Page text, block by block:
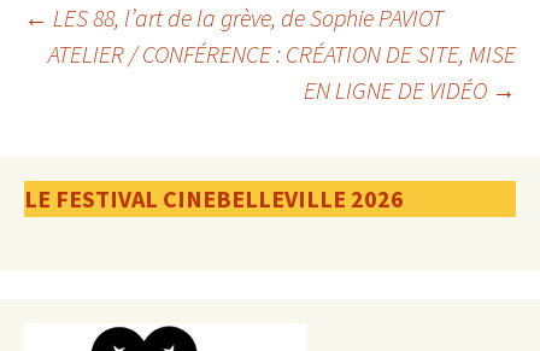
Navigation
articles
← LES 88, l’art de la grève, de Sophie PAVIOT
ATELIER / CONFÉRENCE : CRÉATION DE SITE, MISE
EN LIGNE DE VIDÉO →
LE FESTIVAL CINEBELLEVILLE 2026